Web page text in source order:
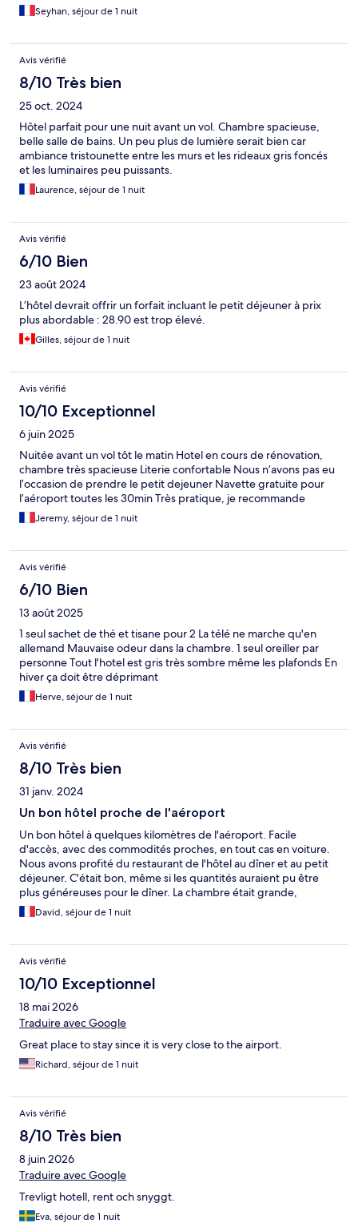
Seyhan, séjour de 1 nuit
Avis vérifié
8/10 Très bien
25 oct. 2024
Hôtel parfait pour une nuit avant un vol. Chambre spacieuse,
belle salle de bains. Un peu plus de lumière serait bien car
ambiance tristounette entre les murs et les rideaux gris foncés
et les luminaires peu puissants.
Laurence, séjour de 1 nuit
Avis vérifié
6/10 Bien
23 août 2024
L’hôtel devrait offrir un forfait incluant le petit déjeuner à prix
plus abordable : 28.90 est trop élevé.
Gilles, séjour de 1 nuit
Avis vérifié
10/10 Exceptionnel
6 juin 2025
Nuitée avant un vol tôt le matin Hotel en cours de rénovation,
chambre très spacieuse Literie confortable Nous n’avons pas eu
l’occasion de prendre le petit dejeuner Navette gratuite pour
l’aéroport toutes les 30min Très pratique, je recommande
Jeremy, séjour de 1 nuit
Avis vérifié
6/10 Bien
13 août 2025
1 seul sachet de thé et tisane pour 2 La télé ne marche qu'en
allemand Mauvaise odeur dans la chambre. 1 seul oreiller par
personne Tout l'hotel est gris très sombre même les plafonds En
hiver ça doit être déprimant
Herve, séjour de 1 nuit
Avis vérifié
8/10 Très bien
31 janv. 2024
Un bon hôtel proche de l'aéroport
Un bon hôtel à quelques kilomètres de l'aéroport. Facile
d'accès, avec des commodités proches, en tout cas en voiture.
Nous avons profité du restaurant de l'hôtel au dîner et au petit
déjeuner. C'était bon, même si les quantités auraient pu être
plus généreuses pour le dîner. La chambre était grande,
joliment aménagée et moderne. Malgré un environnement très
calme, le seul défaut pour nous était l'isolation phonique qui
normal, mais devient vraiment gênant si les voisins ne sont pas
respectueux des autres.
David, séjour de 1 nuit
Avis vérifié
10/10 Exceptionnel
18 mai 2026
Traduire avec Google
Great place to stay since it is very close to the airport.
Richard, séjour de 1 nuit
Avis vérifié
8/10 Très bien
8 juin 2026
Traduire avec Google
Trevligt hotell, rent och snyggt.
Eva, séjour de 1 nuit